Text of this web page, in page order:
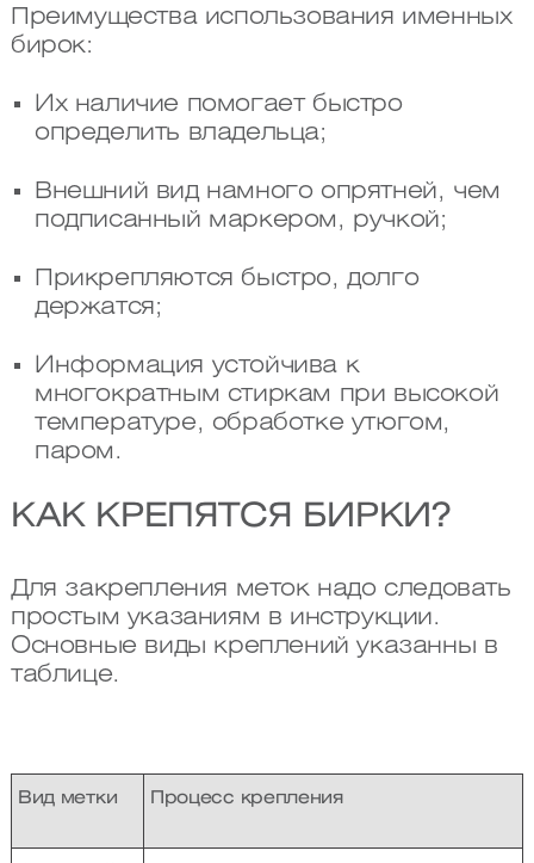
Преимущества использования именных
бирок:
Их наличие помогает быстро
определить владельца;
Внешний вид намного опрятней, чем
подписанный маркером, ручкой;
Прикрепляются быстро, долго
держатся;
Информация устойчива к
многократным стиркам при высокой
температуре, обработке утюгом,
паром.
КАК КРЕПЯТСЯ БИРКИ?
Для закрепления меток надо следовать
простым указаниям в инструкции.
Основные виды креплений указанны в
таблице.
Вид метки Процесс крепления